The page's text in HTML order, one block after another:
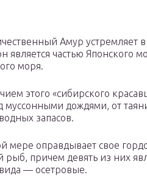
Амур устремляет
является частью Японского
моря.
этого «сибирского
муссонными дождями, от
запасов.
мере оправдывает свое
рыб, причем девять из них
— осетровые.